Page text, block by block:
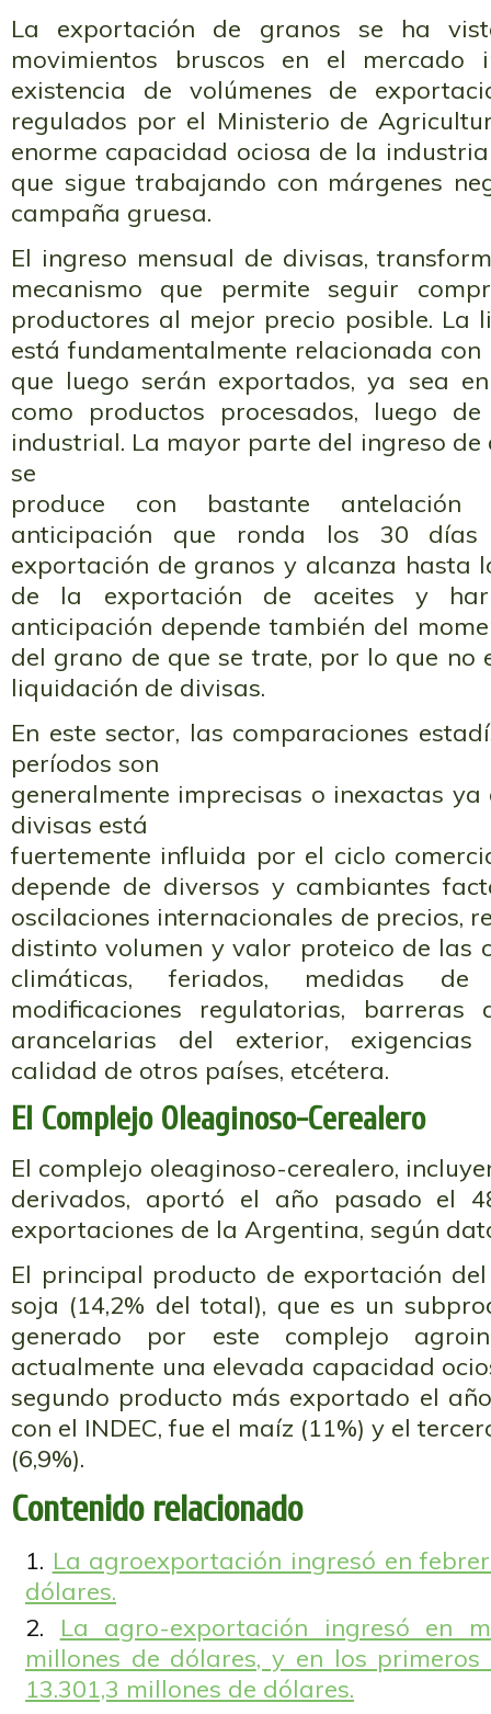
La exportación de granos se ha
movimientos bruscos en el mercado
existencia de volúmenes de
regulados por el Ministerio de
enorme capacidad ociosa de la
que sigue trabajando con márgenes
campaña gruesa.
El ingreso mensual de divisas,
mecanismo que permite seguir
productores al mejor precio posible. La
está fundamentalmente relacionada
que luego serán exportados, ya sea
como productos procesados, luego
industrial. La mayor parte del ingreso de
se
produce con bastante
anticipación que ronda los 30
exportación de granos y alcanza hasta
de la exportación de aceites y
anticipación depende también del
del grano de que se trate, por lo que no
liquidación de divisas.
En este sector, las comparaciones
períodos son
generalmente imprecisas o inexactas
divisas está
fuertemente influida por el ciclo
depende de diversos y cambiantes
oscilaciones internacionales de precios,
distinto volumen y valor proteico de las
climáticas, feriados, medidas de
modificaciones regulatorias,
arancelarias del exterior,
calidad de otros países, etcétera.
El Complejo Oleaginoso-Cerealero
El complejo oleaginoso-cerealero,
derivados, aportó el año pasado el
exportaciones de la Argentina, según
El principal producto de exportación
soja (14,2% del total), que es un
generado por este complejo
actualmente una elevada capacidad
segundo producto más exportado el
con el INDEC, fue el maíz (11%) y el
(6,9%).
Contenido relacionado
La agroexportación ingresó en
dólares.
La agro-exportación ingresó en
millones de dólares, y en los
13.301,3 millones de dólares.